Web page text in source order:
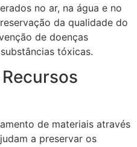
no ar, na água e no
da qualidade do
de doenças
tóxicas.
de materiais através
a preservar os